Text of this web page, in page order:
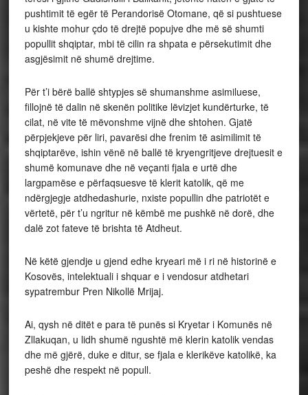
pushtimit të egër të Perandorisë Otomane, që si pushtuese
u kishte mohur çdo të drejtë popujve dhe më së shumti
popullit shqiptar, mbi të cilin ra shpata e përsekutimit dhe
asgjësimit në shumë drejtime.
Për t’i bërë ballë shtypjes së shumanshme asimiluese,
fillojnë të dalin në skenën politike lëvizjet kundërturke, të
cilat, në vite të mëvonshme vijnë dhe shtohen. Gjatë
përpjekjeve për liri, pavarësi dhe frenim të asimilimit të
shqiptarëve, ishin vënë në ballë të kryengritjeve drejtuesit e
shumë komunave dhe në veçanti fjala e urtë dhe
largpamëse e përfaqsuesve të klerit katolik, që me
ndërgjegje atdhedashurie, nxiste popullin dhe patriotët e
vërtetë, për t’u ngritur në këmbë me pushkë në dorë, dhe
dalë zot fateve të brishta të Atdheut.
Në këtë gjendje u gjend edhe kryeari më i ri në historinë e
Kosovës, intelektuali i shquar e i vendosur atdhetari
sypatrembur Pren Nikollë Mrijaj.
Ai, qysh në ditët e para të punës si Kryetar i Komunës në
Zllakuqan, u lidh shumë ngushtë më klerin katolik vendas
dhe më gjërë, duke e ditur, se fjala e klerikëve katolikë, ka
peshë dhe respekt në popull.